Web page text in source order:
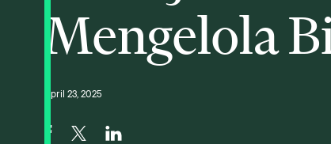
Mengelola
April 23, 2025